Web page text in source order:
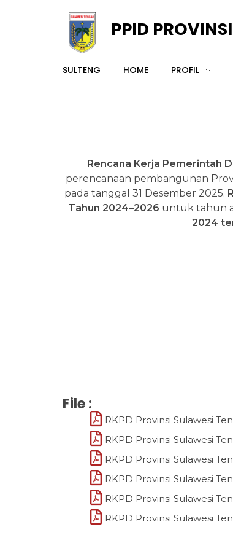
PPID
SULTENG HOME PROFIL
Rencana Kerja Pemerintah
perencanaan pembangunan
pada tanggal 31 Desember 2025.
Tahun 2024–2026 untuk tahun
2024
File :
RKPD Provinsi Sulawesi
RKPD Provinsi Sulawesi
RKPD Provinsi Sulawesi
RKPD Provinsi Sulawesi
RKPD Provinsi Sulawesi
RKPD Provinsi Sulawesi